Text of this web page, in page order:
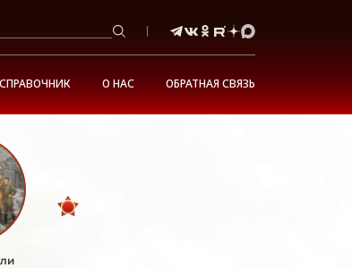
СПРАВОЧНИК О НАС ОБРАТНАЯ СВЯЗЬ